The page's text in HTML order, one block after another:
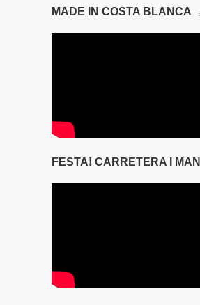
MADE IN COSTA BLANCA
FESTA! CARRETERA I